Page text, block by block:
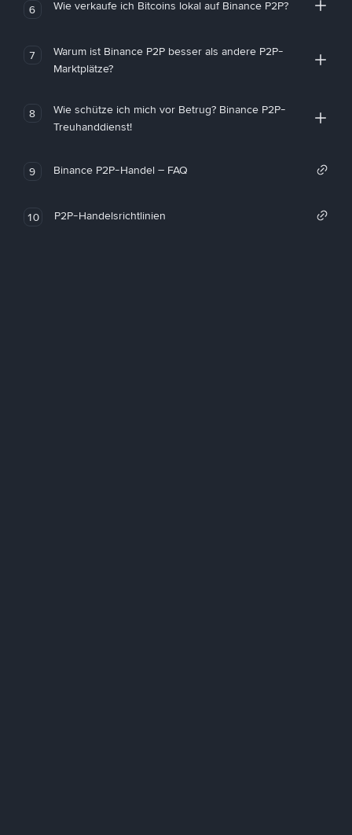
6 Wie verkaufe ich Bitcoins lokal auf Binance P2P?
7
Warum ist Binance P2P besser als andere P2P-
Marktplätze?
8
Wie schütze ich mich vor Betrug? Binance P2P-
Treuhanddienst!
9 Binance P2P-Handel – FAQ
10 P2P-Handelsrichtlinien